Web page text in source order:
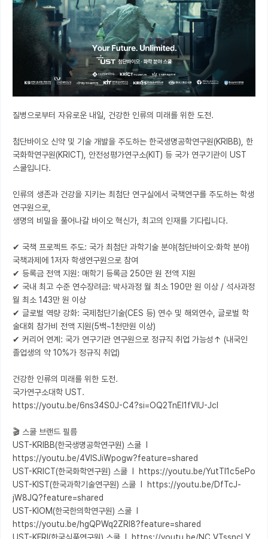
질병으로부터 자유로운 내일, 건강한 인류의 미래를 위한 도전.
첨단바이오 신약 및 기술 개발을 주도하는 한국생명공학연구원(KRIBB), 한
국화학연구원(KRICT), 안전성평가연구소(KIT) 등 국가 연구기관이 UST
스쿨입니다.
인류의 생존과 건강을 지키는 최첨단 연구실에서 국책연구를 주도하는 학생
연구원으로,
생명의 비밀을 풀어나갈 바이오 혁신가, 최고의 인재를 기다립니다.
✔ 국책 프로젝트 주도: 국가 최첨단 과학기술 분야(첨단바이오‧화학 분야)
국책과제에 1저자 학생연구원으로 참여
✔ 등록금 전액 지원: 매학기 등록금 250만 원 전액 지원
✔ 국내 최고 수준 연수장려금: 박사과정 월 최소 190만 원 이상 / 석사과정
월 최소 143만 원 이상
✔ 글로벌 역량 강화: 국제첨단기술(CES 등) 연수 및 해외연수, 글로벌 학
술대회 참가비 전액 지원(5백~1천만원 이상)
✔ 커리어 연계: 국가 연구기관 연구원으로 정규직 취업 가능성↑ (내국인
졸업생의 약 10%가 정규직 취업)
건강한 인류의 미래를 위한 도전.
국가연구소대학 UST.
https://youtu.be/6ns34S0J-C4?si=OQ2TnEI1fVIU-JcI
🎬 스쿨 브랜드 필름
UST-KRIBB(한국생명공학연구원) 스쿨  l
https://youtu.be/4VlSJiWpogw?feature=shared
UST-KRICT(한국화학연구원) 스쿨  l  https://youtu.be/YutTl1c5ePo
UST-KIST(한국과학기술연구원) 스쿨  l  https://youtu.be/DfTcJ-
jW8JQ?feature=shared
UST-KIOM(한국한의학연구원) 스쿨  l
https://youtu.be/hgQPWq2ZRl8?feature=shared
UST-KFRI(한국식품연구원) 스쿨  l  https://youtu.be/NC_VTssncLY